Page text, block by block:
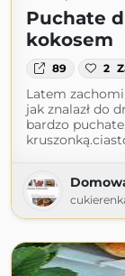
Puchate
kokosem
89 2
Latem
jak znalazł do
bardzo